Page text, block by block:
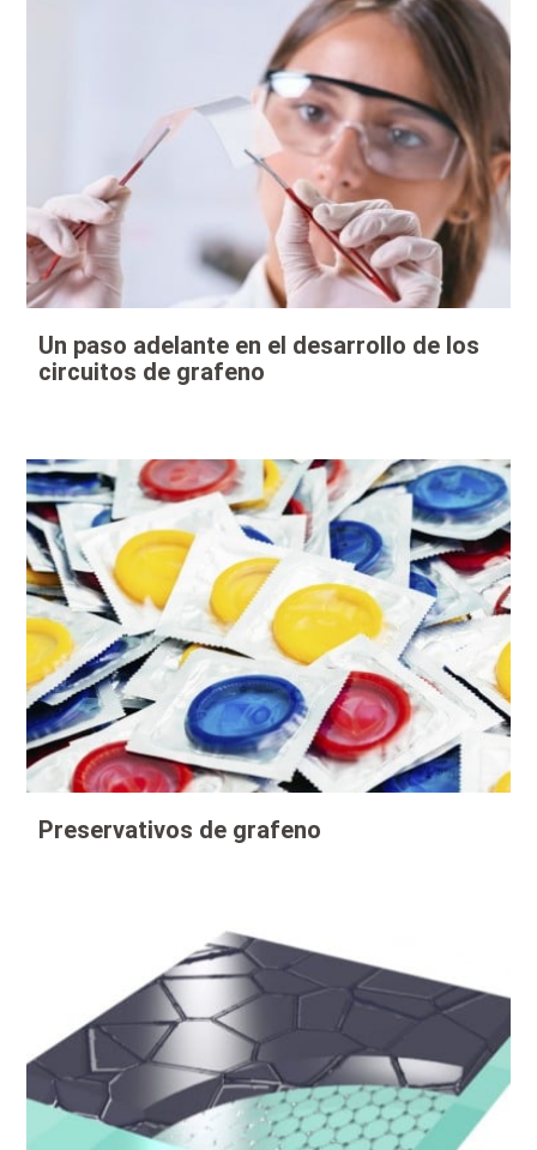
Un paso adelante en el desarrollo de los
circuitos de grafeno
Preservativos de grafeno